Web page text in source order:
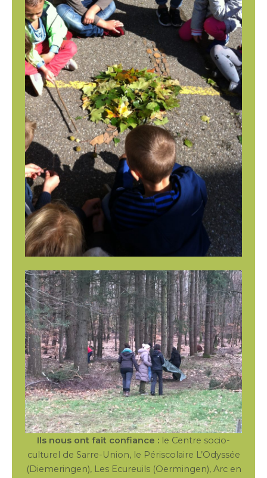
Ils nous ont fait confiance : le Centre socio-
culturel de Sarre-Union, le Périscolaire L’Odyssée
(Diemeringen), Les Ecureuils (Oermingen), Arc en